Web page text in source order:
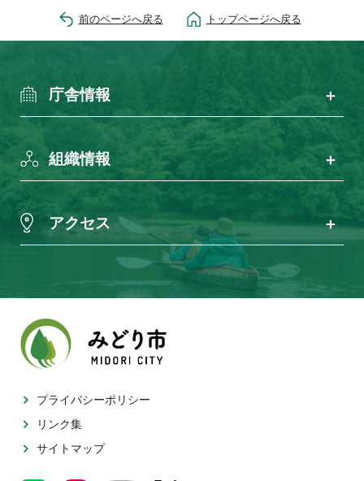
前のページへ戻る トップページへ戻る
庁舎情報
組織情報
アクセス
プライバシーポリシー
リンク集
サイトマップ